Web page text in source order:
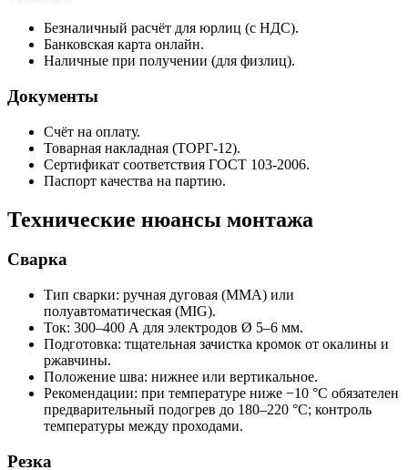
Безналичный расчёт для юрлиц (с НДС).
Банковская карта онлайн.
Наличные при получении (для физлиц).
Документы
Счёт на оплату.
Товарная накладная (ТОРГ‑12).
Сертификат соответствия ГОСТ 103‑2006.
Паспорт качества на партию.
Технические нюансы монтажа
Сварка
Тип сварки: ручная дуговая (MMA) или
полуавтоматическая (MIG).
Ток: 300–400 А для электродов Ø 5–6 мм.
Подготовка: тщательная зачистка кромок от окалины и
ржавчины.
Положение шва: нижнее или вертикальное.
Рекомендации: при температуре ниже −10 °C обязателен
предварительный подогрев до 180–220 °C; контроль
температуры между проходами.
Резка